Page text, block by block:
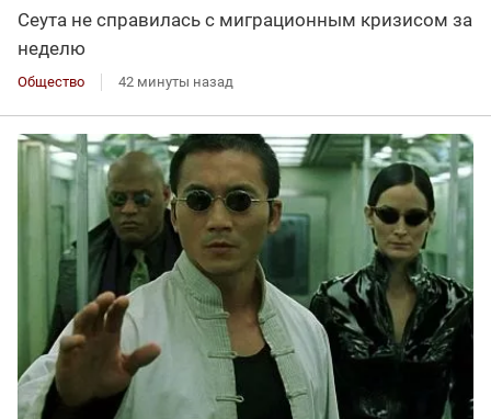
Сеута не справилась с миграционным кризисом за
неделю
Общество 42 минуты назад